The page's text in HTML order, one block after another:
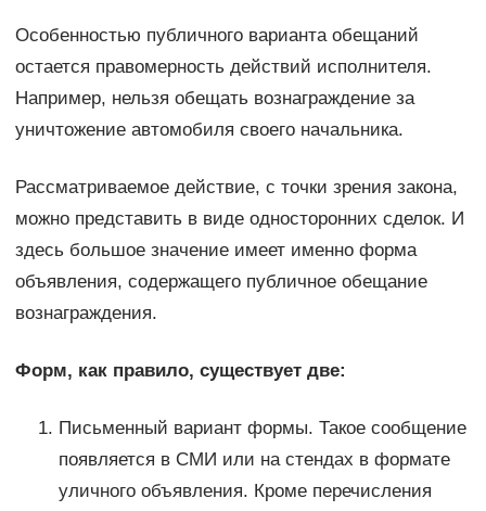
Особенностью публичного варианта обещаний
остается правомерность действий исполнителя.
Например, нельзя обещать вознаграждение за
уничтожение автомобиля своего начальника.
Рассматриваемое действие, с точки зрения закона,
можно представить в виде односторонних сделок. И
здесь большое значение имеет именно форма
объявления, содержащего публичное обещание
вознаграждения.
Форм, как правило, существует две:
Письменный вариант формы. Такое сообщение
появляется в СМИ или на стендах в формате
уличного объявления. Кроме перечисления